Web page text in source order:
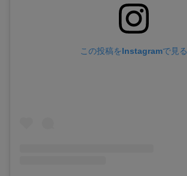
この投稿をInstagramで見る